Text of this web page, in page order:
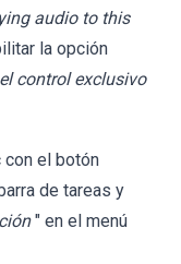
audio to this
la opción
control exclusivo
con el botón
de tareas y
" en el menú